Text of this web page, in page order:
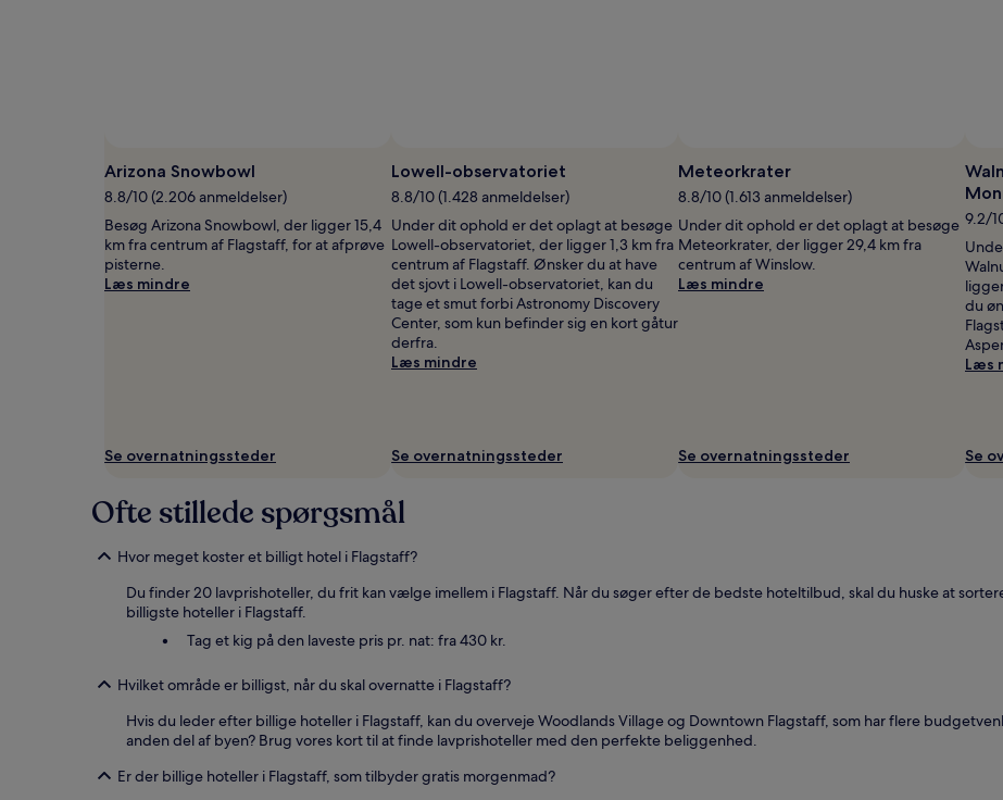
og
tilgængelighed
kan
ændres
uden
varsel.
Yderligere
Arizona Snowbowl
8.8/10 (2.206 anmeldelser)
Besøg Arizona Snowbowl, der ligger 15,4
km fra centrum af Flagstaff, for at afprøve
pisterne.
Læs mindre
Se overnatningssteder
Lowell-observatoriet
8.8/10 (1.428 anmeldelser)
Under dit ophold er det oplagt at besøge
Lowell-observatoriet, der ligger 1,3 km fra
centrum af Flagstaff. Ønsker du at have
det sjovt i Lowell-observatoriet, kan du
tage et smut forbi Astronomy Discovery
Center, som kun befinder sig en kort gåtur
derfra.
Læs mindre
Se overnatningssteder
Meteorkrater
8.8/10 (1.613 anmeldelser)
Under dit ophold er det oplagt at besøge
Meteorkrater, der ligger 29,4 km fra
centrum af Winslow.
Læs mindre
Se overnatningssteder
9.2/
du
Læs
Se
Ofte stillede spørgsmål
Hvor meget koster et billigt hotel i Flagstaff?
Du finder 20 lavprishoteller, du frit kan vælge imellem i Flagstaff. Når du søger efter de bedste hoteltilbud, skal du huske at
billigste hoteller i Flagstaff.
Tag et kig på den laveste pris pr. nat: fra 430 kr.
Hvilket område er billigst, når du skal overnatte i Flagstaff?
Hvis du leder efter billige hoteller i Flagstaff, kan du overveje Woodlands Village og Downtown Flagstaff, som har flere
anden del af byen? Brug vores kort til at finde lavprishoteller med den perfekte beliggenhed.
Er der billige hoteller i Flagstaff, som tilbyder gratis morgenmad?